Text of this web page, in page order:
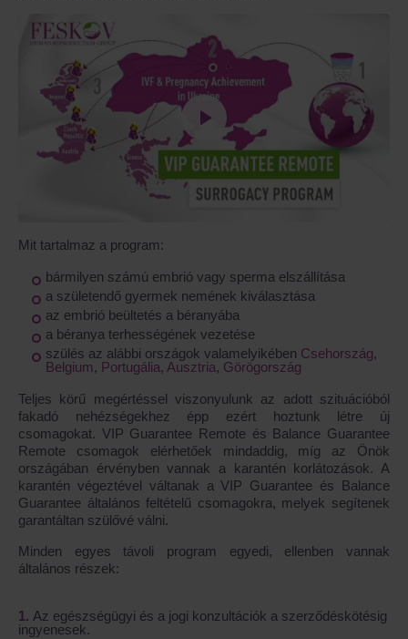
Mit tartalmaz a program:
bármilyen számú embrió vagy sperma elszállítása
a születendő gyermek nemének kiválasztása
az embrió beültetés a béranyába
a béranya terhességének vezetése
szülés az alábbi országok valamelyikében Csehország,
Belgium, Portugália, Ausztria, Görögország
Teljes körű megértéssel viszonyulunk az adott szituációból
fakadó nehézségekhez épp ezért hoztunk létre új
csomagokat. VIP Guarantee Remote és Balance Guarantee
Remote csomagok elérhetőek mindaddig, míg az Önök
országában érvényben vannak a karantén korlátozások. A
karantén végeztével váltanak a VIP Guarantee és Balance
Guarantee általános feltételű csomagokra, melyek segítenek
garantáltan szülővé válni.
Minden egyes távoli program egyedi, ellenben vannak
általános részek:
Az egészségügyi és a jogi konzultációk a szerződéskötésig
ingyenesek.